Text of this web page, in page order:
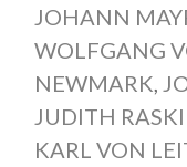
JOHANN
WOLFGANG
NEWMARK,
JUDITH
KARL VON